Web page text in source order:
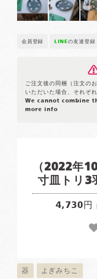
会員登録 LINEの友達登録
ご注文後の同梱（注文の
いただいた場合、それぞ
We cannot combine
more info
（2022年
寸皿トリ
4,730円
器 よぎみちこ